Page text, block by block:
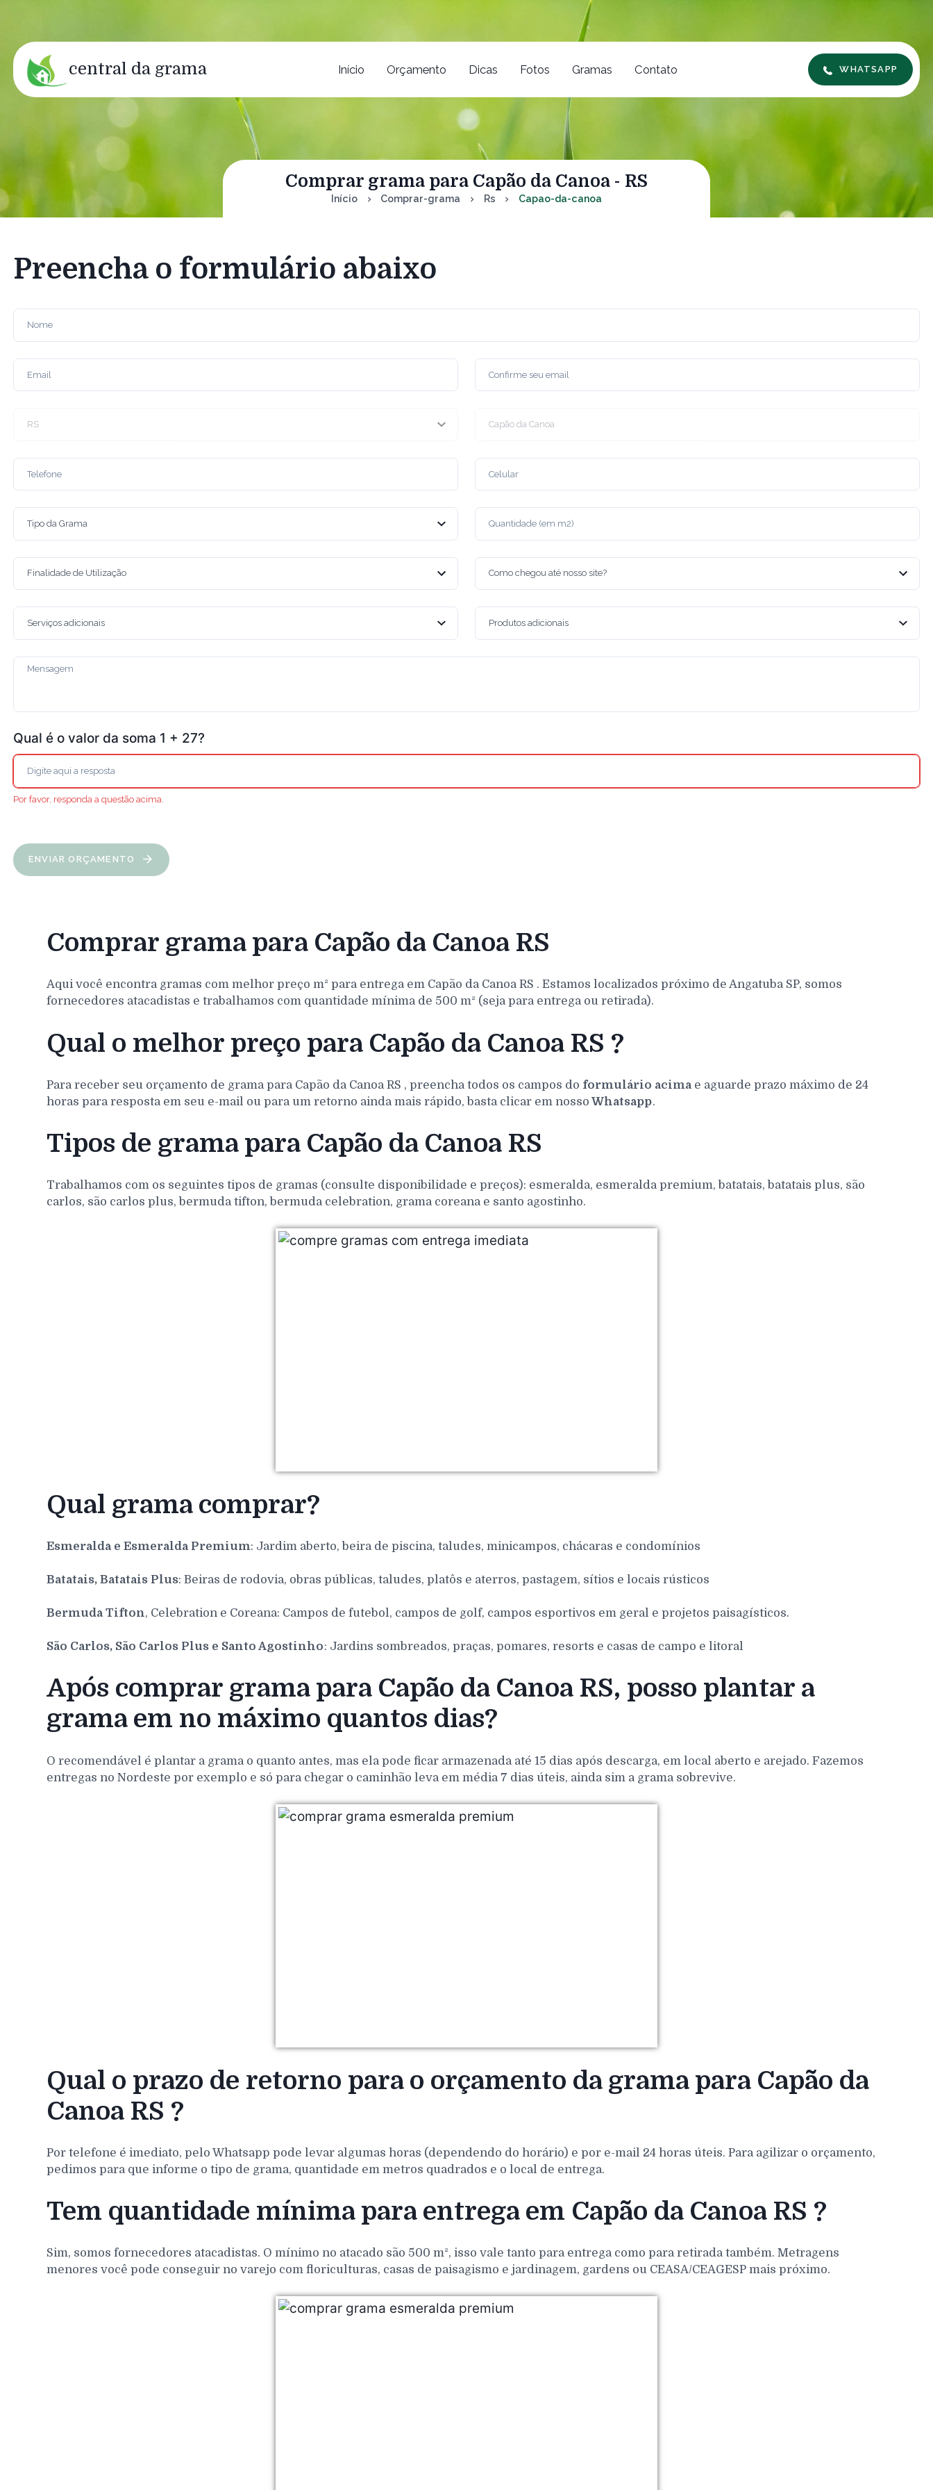
central da grama Início Orçamento Dicas Fotos Gramas Contato WHATSAPP
Comprar grama para Capão da Canoa - RS
Início Comprar-grama Rs Capao-da-canoa
Preencha o formulário abaixo
Qual é o valor da soma 1 + 27?
Por favor, responda a questão acima.
ENVIAR ORÇAMENTO
Comprar grama para Capão da Canoa RS
Aqui você encontra gramas com melhor preço m² para entrega em Capão da Canoa RS . Estamos localizados próximo de Angatuba SP, somos
fornecedores atacadistas e trabalhamos com quantidade mínima de 500 m² (seja para entrega ou retirada).
Qual o melhor preço para Capão da Canoa RS ?
Para receber seu orçamento de grama para Capão da Canoa RS , preencha todos os campos do formulário acima e aguarde prazo máximo de 24
horas para resposta em seu e-mail ou para um retorno ainda mais rápido, basta clicar em nosso Whatsapp.
Tipos de grama para Capão da Canoa RS
Trabalhamos com os seguintes tipos de gramas (consulte disponibilidade e preços): esmeralda, esmeralda premium, batatais, batatais plus, são
carlos, são carlos plus, bermuda tifton, bermuda celebration, grama coreana e santo agostinho.
Qual grama comprar?
Esmeralda e Esmeralda Premium: Jardim aberto, beira de piscina, taludes, minicampos, chácaras e condomínios
Batatais, Batatais Plus: Beiras de rodovia, obras públicas, taludes, platôs e aterros, pastagem, sítios e locais rústicos
Bermuda Tifton, Celebration e Coreana: Campos de futebol, campos de golf, campos esportivos em geral e projetos paisagísticos.
São Carlos, São Carlos Plus e Santo Agostinho: Jardins sombreados, praças, pomares, resorts e casas de campo e litoral
Após comprar grama para Capão da Canoa RS, posso plantar a
grama em no máximo quantos dias?
O recomendável é plantar a grama o quanto antes, mas ela pode ficar armazenada até 15 dias após descarga, em local aberto e arejado. Fazemos
entregas no Nordeste por exemplo e só para chegar o caminhão leva em média 7 dias úteis, ainda sim a grama sobrevive.
Qual o prazo de retorno para o orçamento da grama para Capão da
Canoa RS ?
Por telefone é imediato, pelo Whatsapp pode levar algumas horas (dependendo do horário) e por e-mail 24 horas úteis. Para agilizar o orçamento,
pedimos para que informe o tipo de grama, quantidade em metros quadrados e o local de entrega.
Tem quantidade mínima para entrega em Capão da Canoa RS ?
Sim, somos fornecedores atacadistas. O mínimo no atacado são 500 m², isso vale tanto para entrega como para retirada também. Metragens
menores você pode conseguir no varejo com floriculturas, casas de paisagismo e jardinagem, gardens ou CEASA/CEAGESP mais próximo.